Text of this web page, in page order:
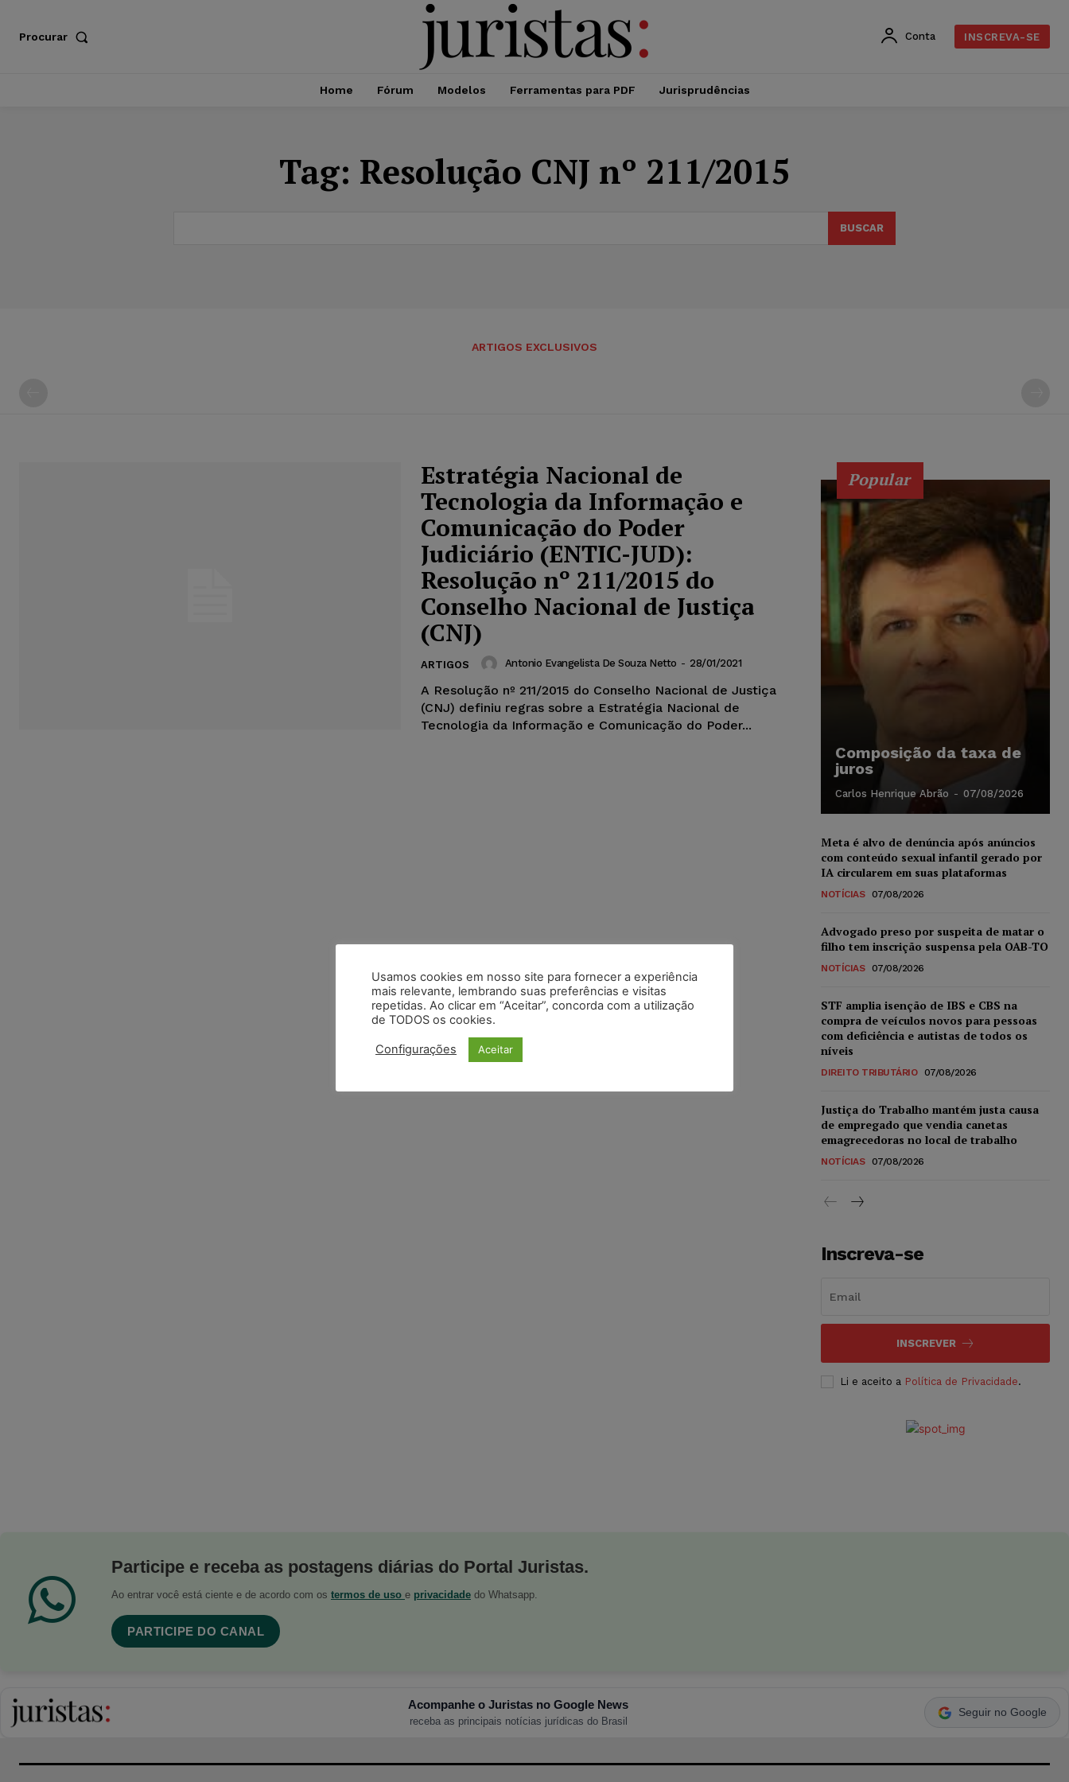
Procurar Conta INSCREVA-SE
Home Fórum Modelos Ferramentas para PDF Jurisprudências
Tag: Resolução CNJ nº 211/2015
BUSCAR
ARTIGOS EXCLUSIVOS
Estratégia Nacional de
Tecnologia da Informação e
Comunicação do Poder
Judiciário (ENTIC-JUD):
Resolução nº 211/2015 do
Conselho Nacional de Justiça
(CNJ)
ARTIGOS Antonio Evangelista De Souza Netto - 28/01/2021
A Resolução nº 211/2015 do Conselho Nacional de Justiça
(CNJ) definiu regras sobre a Estratégia Nacional de
Tecnologia da Informação e Comunicação do Poder...
Popular
Composição da taxa de
juros
Carlos Henrique Abrão - 07/08/2026
Meta é alvo de denúncia após anúncios
com conteúdo sexual infantil gerado por
IA circularem em suas plataformas
NOTÍCIAS 07/08/2026
Advogado preso por suspeita de matar o
filho tem inscrição suspensa pela OAB-TO
NOTÍCIAS 07/08/2026
STF amplia isenção de IBS e CBS na
compra de veículos novos para pessoas
com deficiência e autistas de todos os
níveis
DIREITO TRIBUTÁRIO 07/08/2026
Justiça do Trabalho mantém justa causa
de empregado que vendia canetas
emagrecedoras no local de trabalho
NOTÍCIAS 07/08/2026
Inscreva-se
INSCREVER
Li e aceito a Política de Privacidade.
Participe e receba as postagens diárias do Portal Juristas.
Ao entrar você está ciente e de acordo com os termos de uso e privacidade do Whatsapp.
PARTICIPE DO CANAL
Acompanhe o Juristas no Google News
receba as principais notícias jurídicas do Brasil
Seguir no Google
Usamos cookies em nosso site para fornecer a experiência
mais relevante, lembrando suas preferências e visitas
repetidas. Ao clicar em “Aceitar”, concorda com a utilização
de TODOS os cookies.
Configurações Aceitar